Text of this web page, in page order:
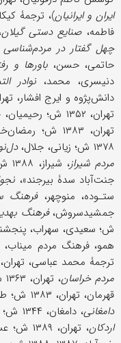
ایران و ایرانیان
فاطمه، صنایع دستی گیلان،
چهل گفتار در مردم‌شناسی
حاتمی، حسن، باورها و
دنیسری، محمد، نوادر
دانش‌پژوه و ایرج افشار، تهران، ۱۳۵۰ ش؛ دهخدا،
تهران، ۱۳۵۲ ش؛ رحیمیان، حسن،
تهران، ۱۳۸۳ ش؛ رمضان‌خانی، صدیقه،
۱۳۷۸ ش؛ زیانی، جلال،
مردم شیراز
،
جنت‌آباد سدۀ بیرجند»،
ستـوده، منوچهر،فرهنگ
جمشید‌سروش،فرهنگ
همو، فرهنگ مردم میناب، تهران، ۱۳۸۶ ش؛
ترجمۀ محمد عباسی، تهران، ۱۳۳۶ ش؛ شکورزاده، ابراهیم،
مردم خراسان، تهران، ۱۳۶۳ ش؛ صائب تبریزی،
قهرمان، تهران، ۱۳۸۳ ش؛ طاهریا، محمدعلی،
دامغانی، دامغان، ۱۳۴۴ ش؛ طباطبایی اردکانی، محمود،
اردکان، تهران، ۱۳۸۹ ش؛ عسکری‌عالم، علی‌مردان،